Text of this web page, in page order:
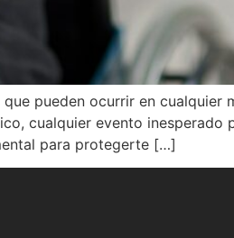
pueden ocurrir en
cualquier evento
para protegerte […]